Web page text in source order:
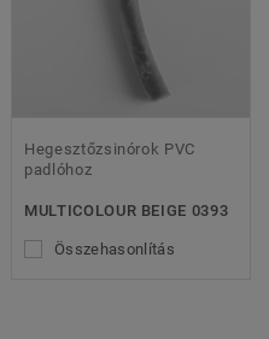
Hegesztőzsinórok PVC
padlóhoz
MULTICOLOUR BEIGE 0393
Összehasonlítás